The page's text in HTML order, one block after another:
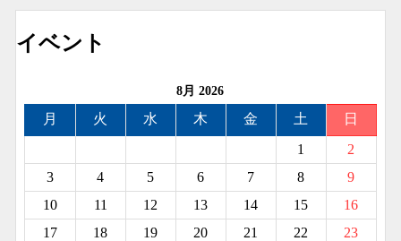
イベント
8月 2026
月 火 水 木 金 土
日
1
2
3
4 5 6 7 8
9
10
11 12 13 14 15
16
17
18 19 20 21 22
23